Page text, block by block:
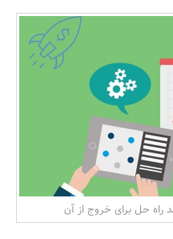
بانک، بیمه و سرمایه
مسکن و ساختمان
راه حل برای خروج از آن